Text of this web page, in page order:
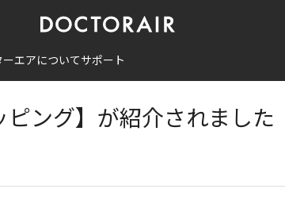
ーエアについてサポート
グ】が紹介されました
ピング】が紹介されました